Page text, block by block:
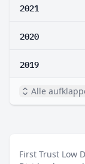
2021
2020
2019
Alle
First Trust Low